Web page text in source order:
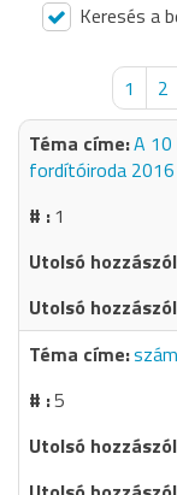
Keresés a
1 2
A 10
fordítóiroda 2016
1
5